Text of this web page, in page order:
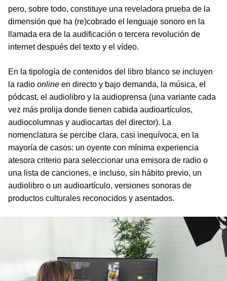
pero, sobre todo, constituye una reveladora prueba de la
dimensión que ha (re)cobrado el lenguaje sonoro en la
llamada era de la audificación o tercera revolución de
internet después del texto y el vídeo.
En la tipología de contenidos del libro blanco se incluyen
la radio online en directo y bajo demanda, la música, el
pódcast, el audiolibro y la audioprensa (una variante cada
vez más prolija donde tienen cabida audioartículos,
audiocolumnas y audiocartas del director). La
nomenclatura se percibe clara, casi inequívoca, en la
mayoría de casos: un oyente con mínima experiencia
atesora criterio para seleccionar una emisora de radio o
una lista de canciones, e incluso, sin hábito previo, un
audiolibro o un audioartículo, versiones sonoras de
productos culturales reconocidos y asentados.